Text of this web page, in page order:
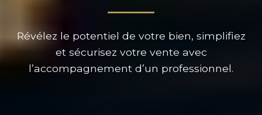
Révélez le potentiel de votre bien, simplifiez
et sécurisez votre vente avec
l’accompagnement d’un professionnel.